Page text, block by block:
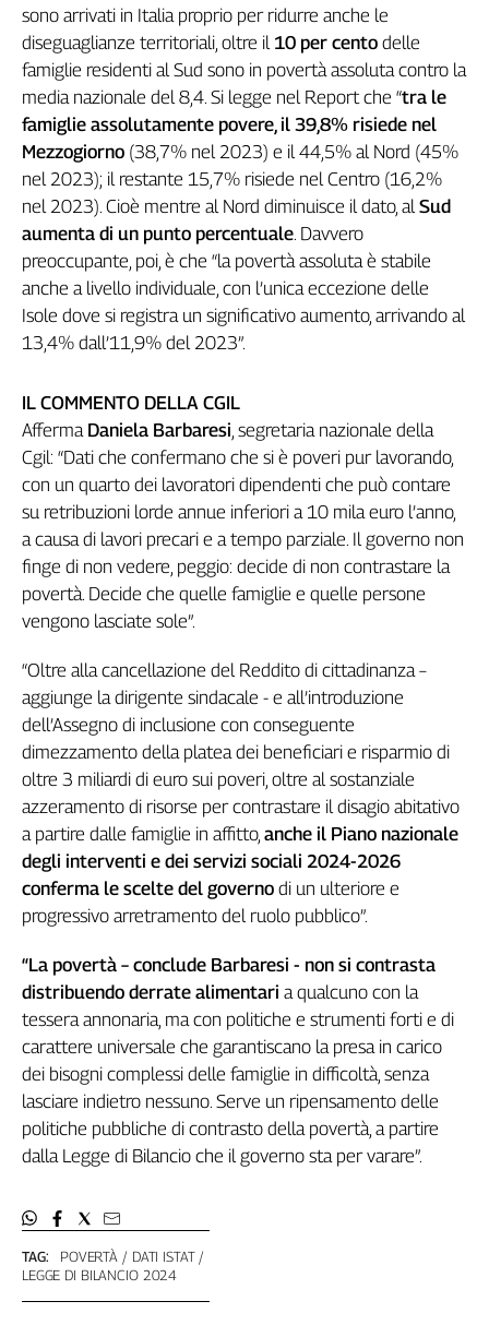
TAG: POVERTÀ
DATI ISTAT
LEGGE DI BILANCIO 2024
sono arrivati in Italia proprio per ridurre anche le
diseguaglianze territoriali, oltre il 10 per cento delle
famiglie residenti al Sud sono in povertà assoluta contro la
media nazionale del 8,4. Si legge nel Report che “tra le
famiglie assolutamente povere, il 39,8% risiede nel
Mezzogiorno (38,7% nel 2023) e il 44,5% al Nord (45%
nel 2023); il restante 15,7% risiede nel Centro (16,2%
nel 2023). Cioè mentre al Nord diminuisce il dato, al Sud
aumenta di un punto percentuale. Davvero
preoccupante, poi, è che “la povertà assoluta è stabile
anche a livello individuale, con l’unica eccezione delle
Isole dove si registra un significativo aumento, arrivando al
13,4% dall’11,9% del 2023”.
IL COMMENTO DELLA CGIL
Afferma Daniela Barbaresi , segretaria nazionale della
Cgil: “Dati che confermano che si è poveri pur lavorando,
con un quarto dei lavoratori dipendenti che può contare
su retribuzioni lorde annue inferiori a 10 mila euro l’anno,
a causa di lavori precari e a tempo parziale. Il governo non
finge di non vedere, peggio: decide di non contrastare la
povertà. Decide che quelle famiglie e quelle persone
vengono lasciate sole”.
“Oltre alla cancellazione del Reddito di cittadinanza –
aggiunge la dirigente sindacale - e all’introduzione
dell’Assegno di inclusione con conseguente
dimezzamento della platea dei beneficiari e risparmio di
oltre 3 miliardi di euro sui poveri, oltre al sostanziale
azzeramento di risorse per contrastare il disagio abitativo
a partire dalle famiglie in affitto, anche il Piano nazionale
degli interventi e dei servizi sociali 2024-2026
conferma le scelte del governo di un ulteriore e
progressivo arretramento del ruolo pubblico”.
“La povertà – conclude Barbaresi - non si contrasta
distribuendo derrate alimentari a qualcuno con la
tessera annonaria, ma con politiche e strumenti forti e di
carattere universale che garantiscano la presa in carico
dei bisogni complessi delle famiglie in difficoltà, senza
lasciare indietro nessuno. Serve un ripensamento delle
politiche pubbliche di contrasto della povertà, a partire
dalla Legge di Bilancio che il governo sta per varare”.